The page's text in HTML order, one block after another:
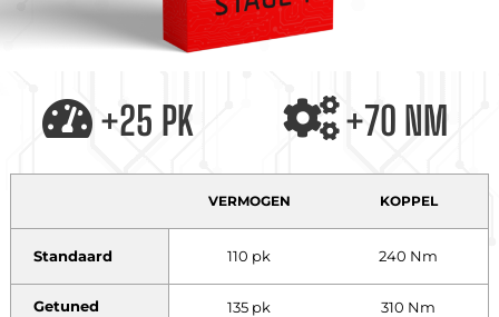
+25 PK +70 NM
VERMOGEN KOPPEL
Standaard 110 pk 240 Nm
Getuned 135 pk 310 Nm